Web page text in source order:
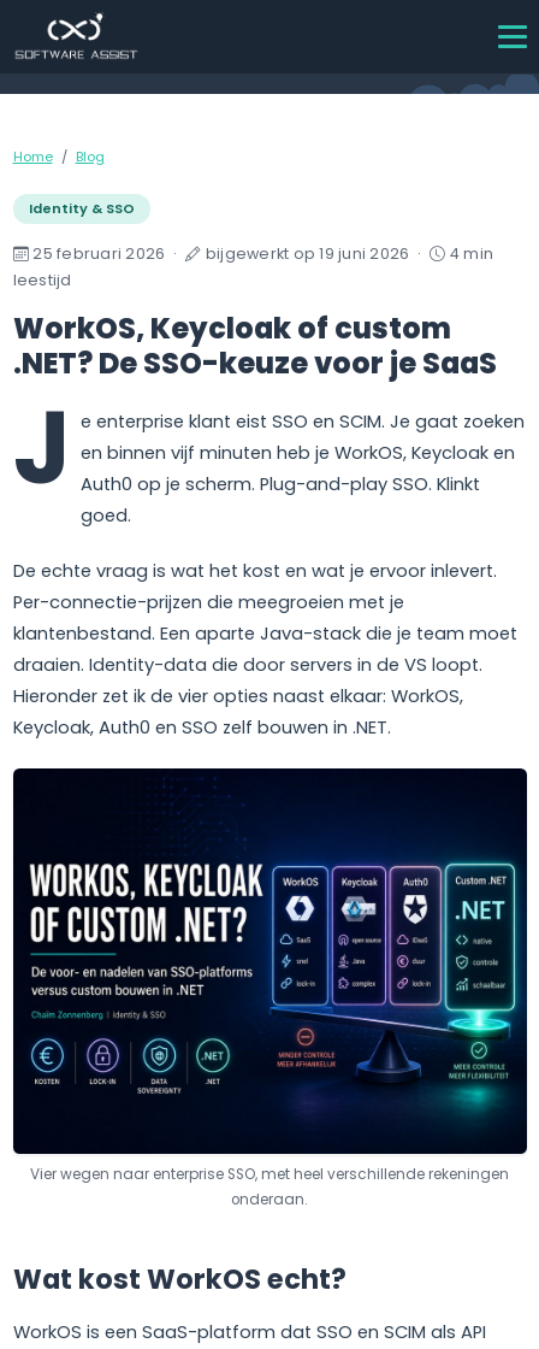
Home Blog
Identity & SSO
25 februari 2026 · bijgewerkt op 19 juni 2026 ·
4 min
leestijd
WorkOS, Keycloak of custom
.NET? De SSO-keuze voor je SaaS
J
e enterprise klant eist SSO en SCIM. Je gaat zoeken
en binnen vijf minuten heb je WorkOS, Keycloak en
Auth0 op je scherm. Plug-and-play SSO. Klinkt
goed.
De echte vraag is wat het kost en wat je ervoor inlevert.
Per-connectie-prijzen die meegroeien met je
klantenbestand. Een aparte Java-stack die je team moet
draaien. Identity-data die door servers in de VS loopt.
Hieronder zet ik de vier opties naast elkaar: WorkOS,
Keycloak, Auth0 en SSO zelf bouwen in .NET.
Vier wegen naar enterprise SSO, met heel verschillende rekeningen
onderaan.
Wat kost WorkOS echt?
WorkOS is een SaaS-platform dat SSO en SCIM als API